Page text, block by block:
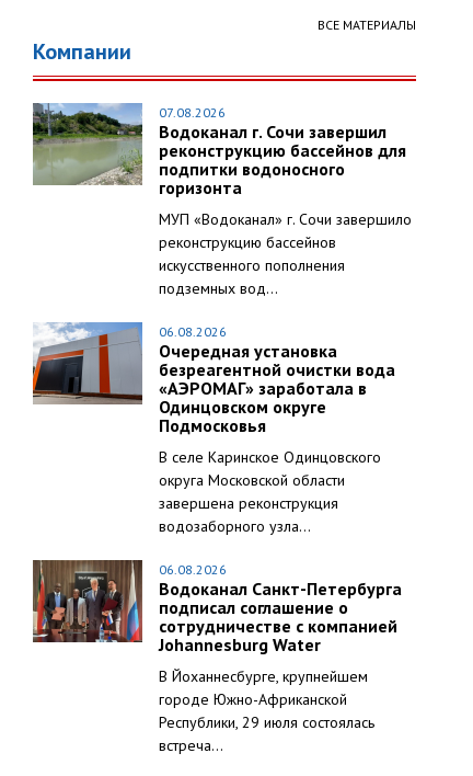
ВСЕ МАТЕРИАЛЫ
Компании
07.08.2026
Водоканал г. Сочи завершил
реконструкцию бассейнов для
подпитки водоносного
горизонта
МУП «Водоканал» г. Сочи завершило
реконструкцию бассейнов
искусственного пополнения
подземных вод...
06.08.2026
Очередная установка
безреагентной очистки вода
«АЭРОМАГ» заработала в
Одинцовском округе
Подмосковья
В селе Каринское Одинцовского
округа Московской области
завершена реконструкция
водозаборного узла...
06.08.2026
Водоканал Санкт-Петербурга
подписал соглашение о
сотрудничестве с компанией
Johannesburg Water
В Йоханнесбурге, крупнейшем
городе Южно-Африканской
Республики, 29 июля состоялась
встреча...